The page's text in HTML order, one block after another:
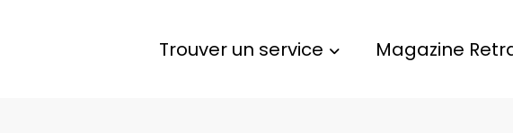
Trouver un service Magazine